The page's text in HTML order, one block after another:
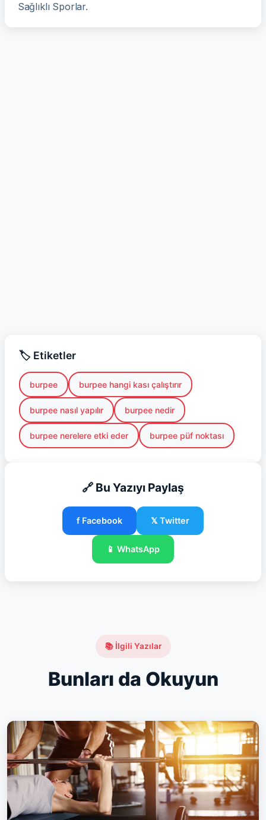
Sağlıklı Sporlar.
🏷️ Etiketler
burpee burpee hangi kası çalıştırır
burpee nasıl yapılır burpee nedir
burpee nerelere etki eder burpee püf noktası
🔗 Bu Yazıyı Paylaş
f Facebook 𝕏 Twitter
📱 WhatsApp
📚 İlgili Yazılar
Bunları da Okuyun